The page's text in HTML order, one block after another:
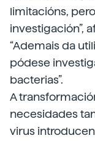
limitacións,
investigación”,
“Ademais da
pódese
bacterias”.
A
necesidades
virus